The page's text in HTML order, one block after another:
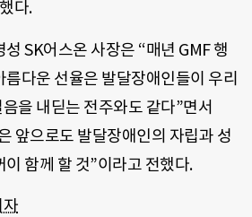
다.
SK어스온 사장은 “매년 GMF 행
다운 선율은 발달장애인들이 우리
을 내딛는 전주와도 같다”면서
앞으로도 발달장애인의 자립과 성
함께 할 것”이라고 전했다.